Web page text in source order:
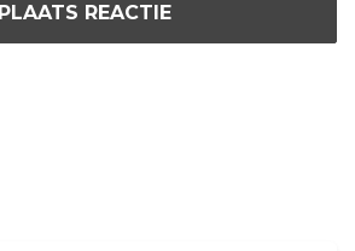
PLAATS REACTIE